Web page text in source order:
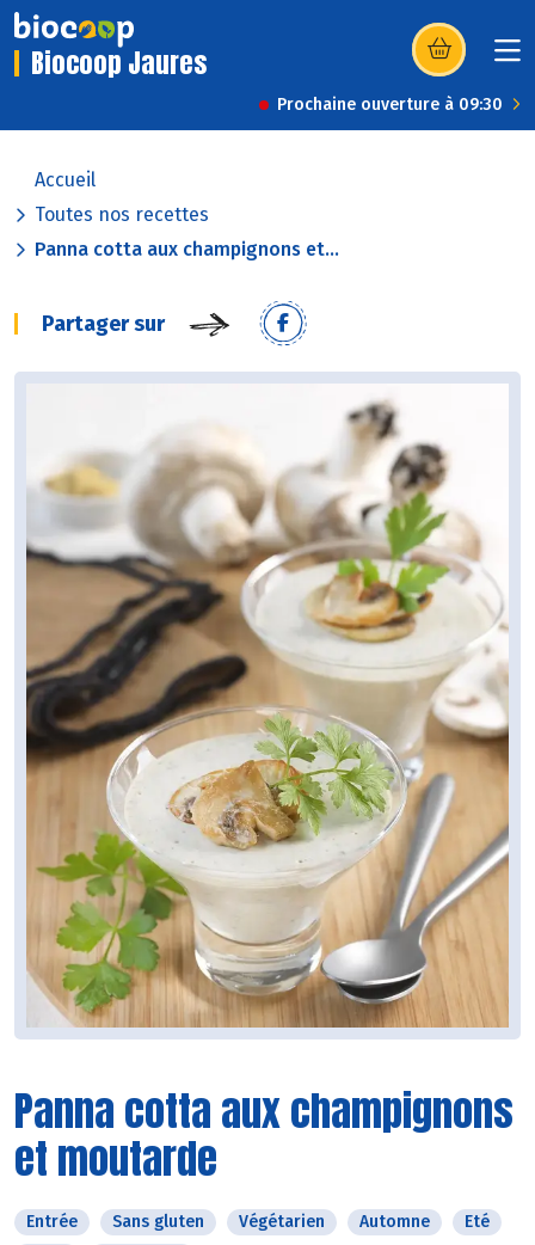
Biocoop Jaures (s’ouvre dans
Prochaine ouverture à 09:30
Accueil
Toutes nos recettes
Panna cotta aux champignons et...
Partager sur
Panna cotta aux champignons
et moutarde
Entrée Sans gluten Végétarien Automne
Eté